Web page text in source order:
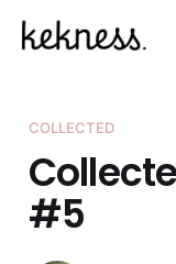
COLLECTED
#5